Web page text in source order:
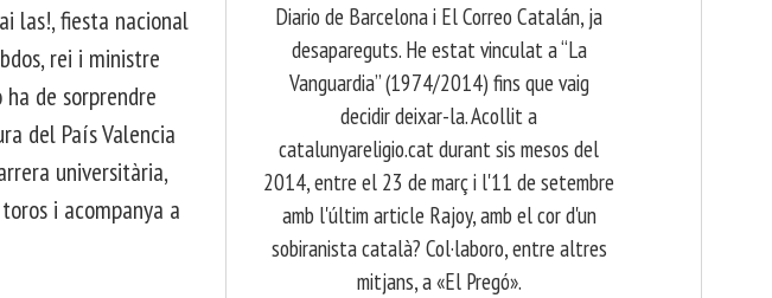
las!, fiesta nacional
rei i ministre
de sorprendre
del País Valencia
universitària,
i acompanya a
Diario de Barcelona i El Correo Catalán, ja
desapareguts. He estat vinculat a “La
Vanguardia” (1974/2014) fins que vaig
decidir deixar-la. Acollit a
catalunyareligio.cat durant sis mesos del
2014, entre el 23 de març i l'11 de setembre
amb l'últim article Rajoy, amb el cor d'un
sobiranista català? Col·laboro, entre altres
mitjans, a «El Pregó».